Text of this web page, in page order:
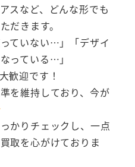
スなど、どんな形でも
だきます。
ていない…」「デザイ
っている…」
歓迎です！
を維持しており、今が
かりチェックし、一点
取を心がけておりま